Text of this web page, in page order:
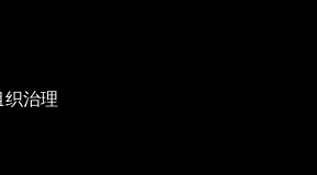
治理